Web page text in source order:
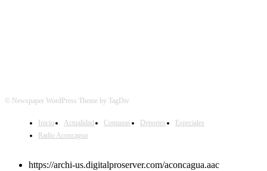
© Newspaper WordPress Theme by TagDiv
Inicio Actualidad Comunas Deportes
Especiales
Radio Aconcagua
https://archi-us.digitalproserver.com/aconcagua.aac